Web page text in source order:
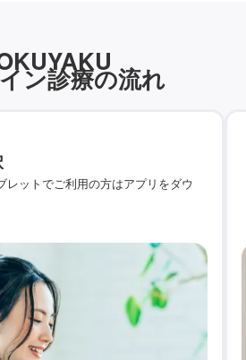
ン診療の流れ
レットでご利用の方はアプリをダウ